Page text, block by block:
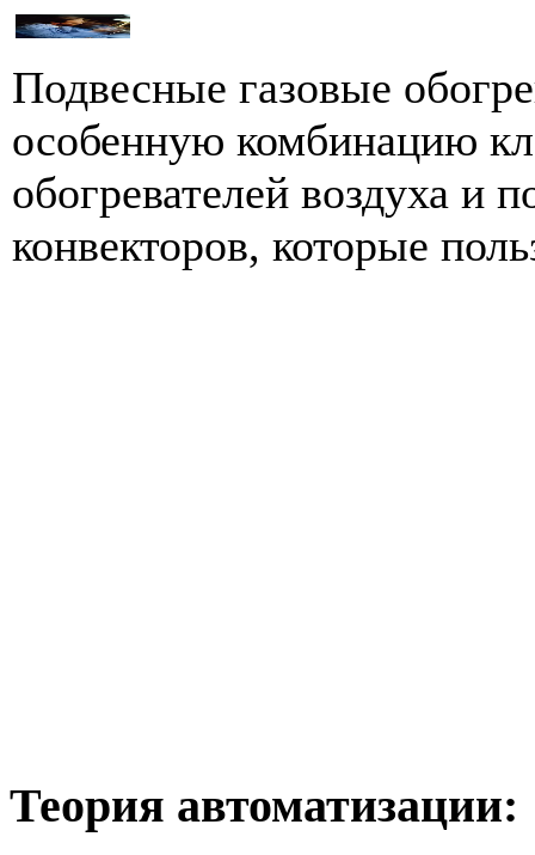
Подвесные газовые
особенную комбинацию
обогревателей воздуха и
конвекторов, которые
Теория автоматизации: